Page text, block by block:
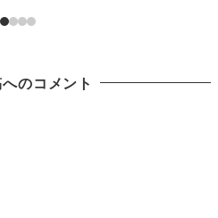
のコメント